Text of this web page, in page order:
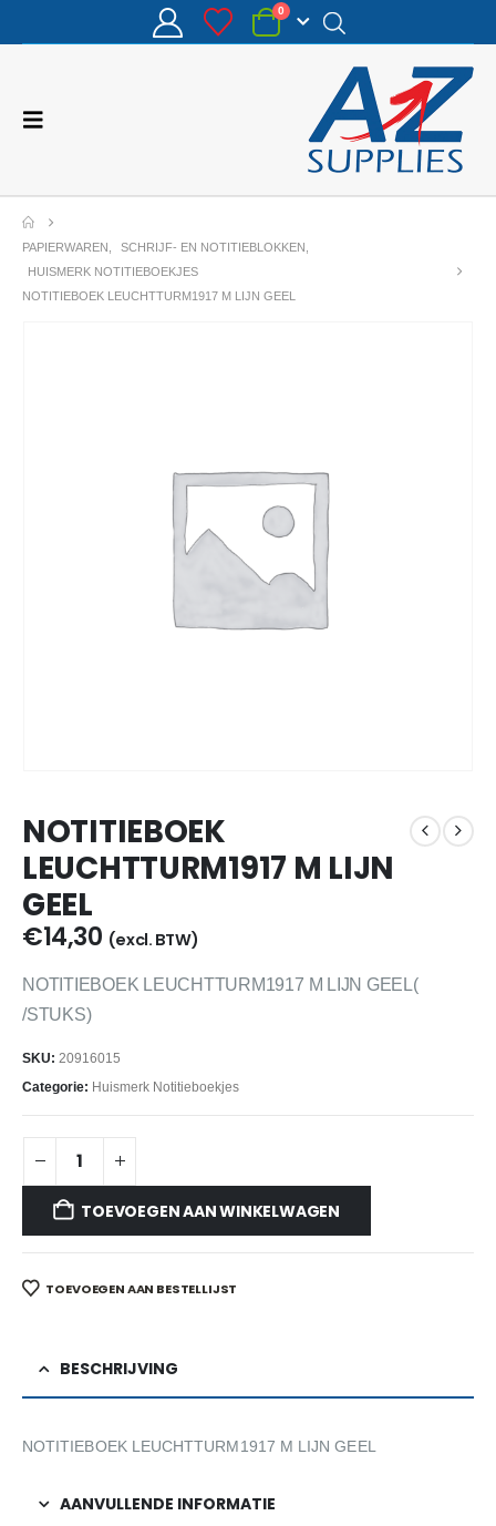
0
PAPIERWAREN SCHRIJF- EN NOTITIEBLOKKEN
HUISMERK NOTITIEBOEKJES
NOTITIEBOEK LEUCHTTURM1917 M LIJN GEEL
NOTITIEBOEK
LEUCHTTURM1917 M LIJN
GEEL
€14,30 (excl. BTW)
NOTITIEBOEK LEUCHTTURM1917 M LIJN GEEL(
/STUKS)
SKU: 20916015
Categorie: Huismerk Notitieboekjes
TOEVOEGEN AAN WINKELWAGEN
TOEVOEGEN AAN BESTELLIJST
BESCHRIJVING
NOTITIEBOEK LEUCHTTURM1917 M LIJN GEEL
AANVULLENDE INFORMATIE